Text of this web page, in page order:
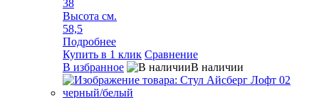
38
Высота см.
58,5
Подробнее
Купить в 1 клик Сравнение
В избранное
В наличии